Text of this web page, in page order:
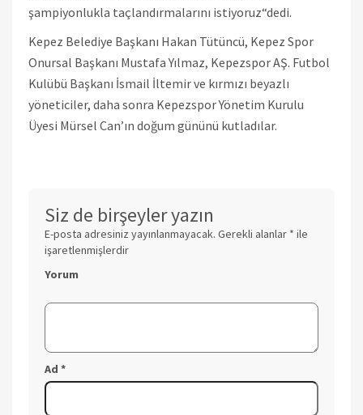
şampiyonlukla taçlandırmalarını istiyoruz“dedi.
Kepez Belediye Başkanı Hakan Tütüncü, Kepez Spor
Onursal Başkanı Mustafa Yılmaz, Kepezspor AŞ. Futbol
Kulübü Başkanı İsmail İltemir ve kırmızı beyazlı
yöneticiler, daha sonra Kepezspor Yönetim Kurulu
Üyesi Mürsel Can’ın doğum gününü kutladılar.
Siz de birşeyler yazın
E-posta adresiniz yayınlanmayacak. Gerekli alanlar * ile
işaretlenmişlerdir
Yorum
Ad *